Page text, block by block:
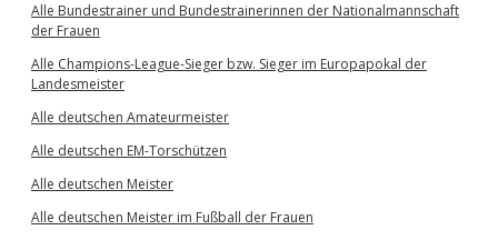
Alle Bundestrainer und Bundestrainerinnen der Nationalmannschaft
der Frauen
Alle Champions-League-Sieger bzw. Sieger im Europapokal der
Landesmeister
Alle deutschen Amateurmeister
Alle deutschen EM-Torschützen
Alle deutschen Meister
Alle deutschen Meister im Fußball der Frauen